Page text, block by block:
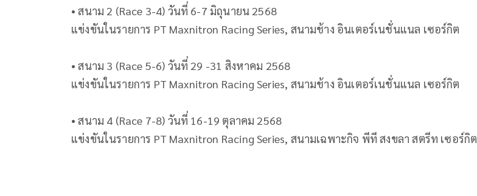
• สนาม 2 (Race 3-4) วันที่ 6-7 มิถุนายน 2568
แข่งขันในรายการ PT Maxnitron Racing Series, สนามช้าง อินเตอร์เนชั่นแนล เซอร์กิต
• สนาม 3 (Race 5-6) วันที่ 29 -31 สิงหาคม 2568
แข่งขันในรายการ PT Maxnitron Racing Series, สนามช้าง อินเตอร์เนชั่นแนล เซอร์กิต
• สนาม 4 (Race 7-8) วันที่ 16-19 ตุลาคม 2568
แข่งขันในรายการ PT Maxnitron Racing Series, สนามเฉพาะกิจ พีที สงขลา สตรีท เซอร์กิต